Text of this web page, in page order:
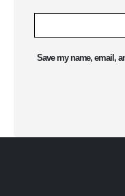
Save my name, email,